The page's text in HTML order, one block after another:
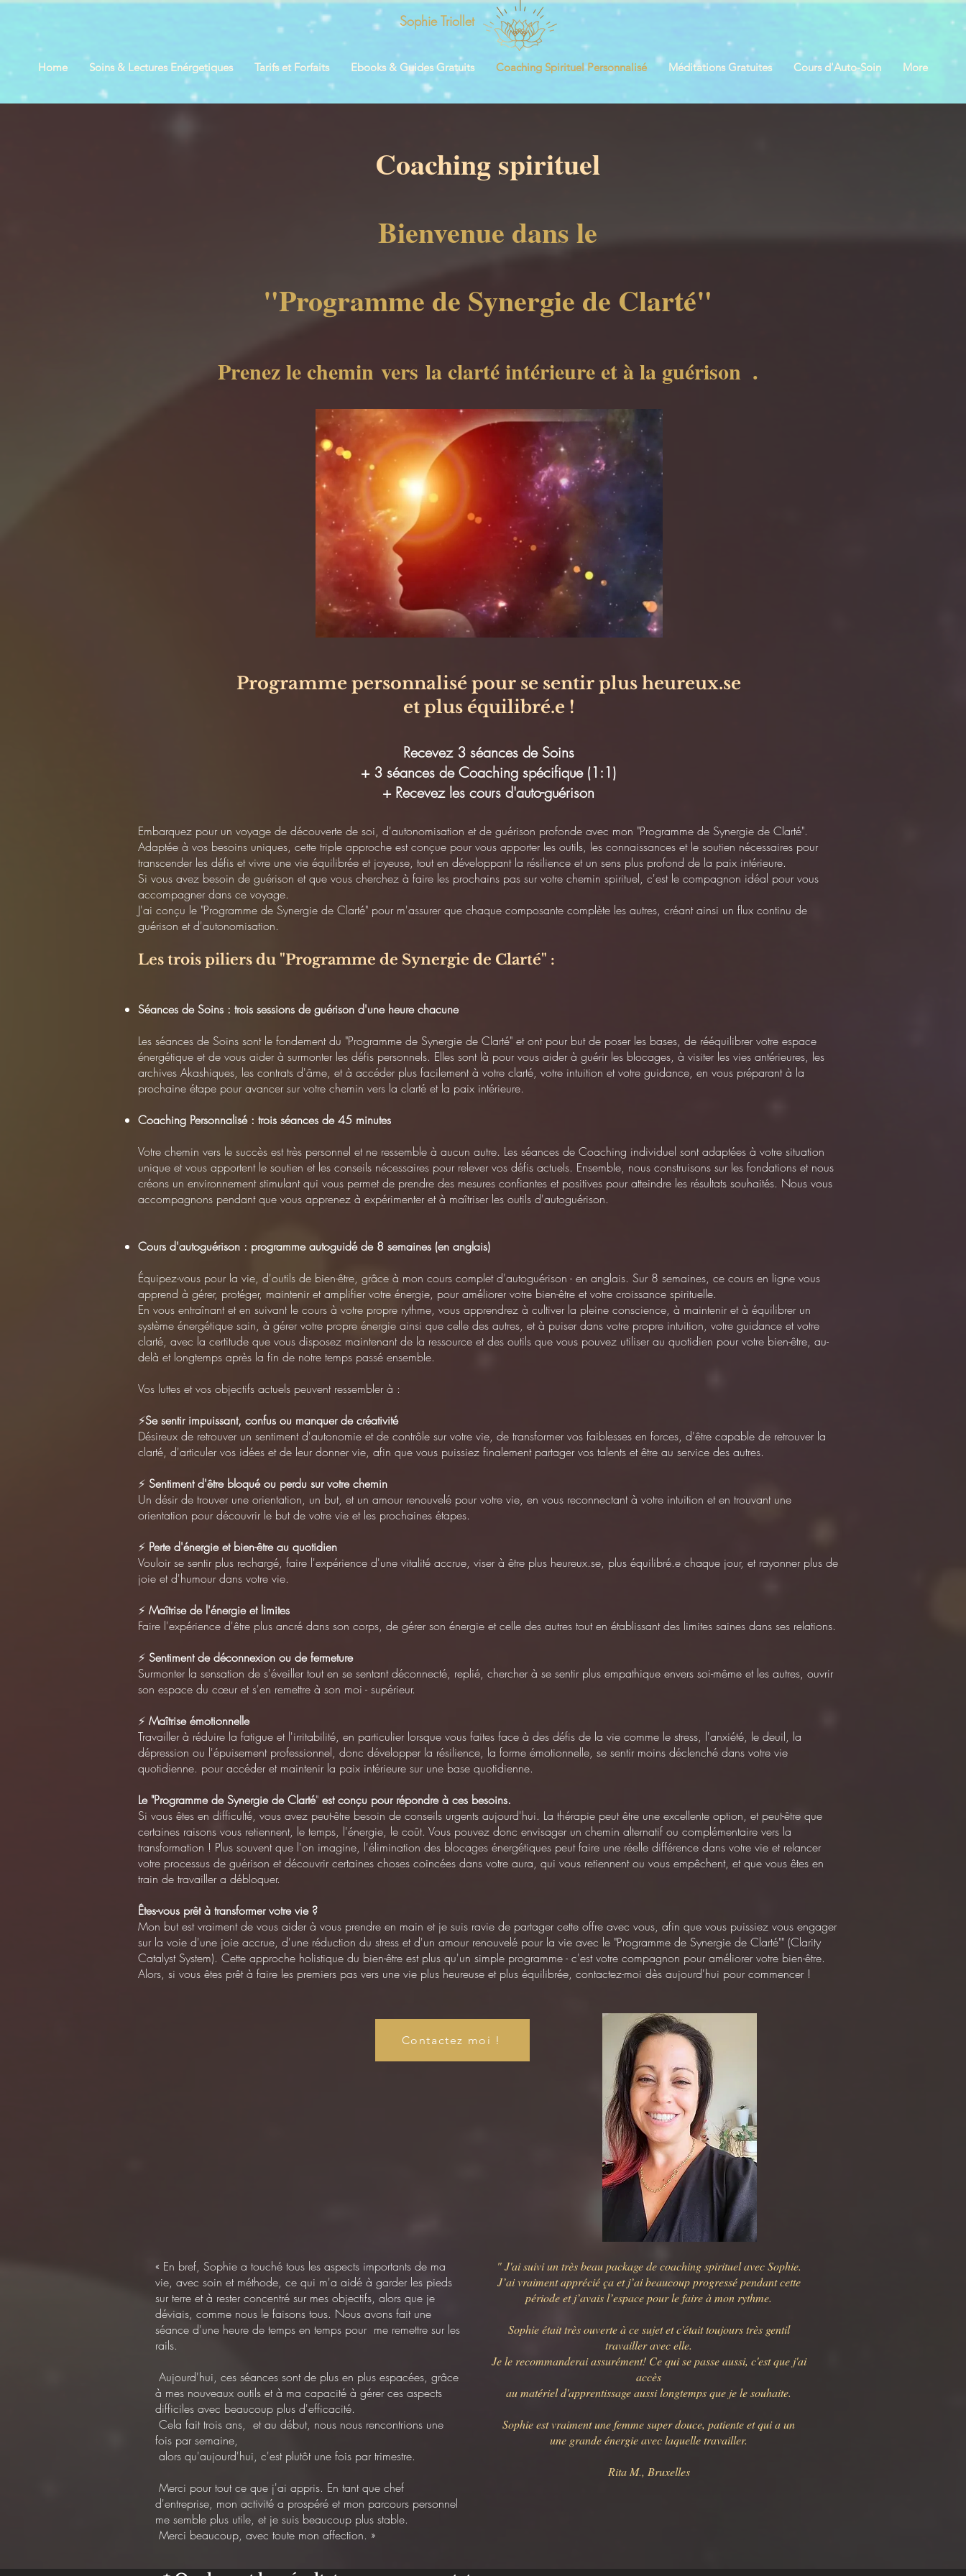
Sophie Triollet
Home Soins & Lectures Enérgetiques Tarifs et Forfaits Ebooks & Guides Gratuits Coaching Spirituel Personnalisé Méditations Gratuites Cours d'Auto-Soin More
Coaching spirituel
Bienvenue dans le
"Programme de Synergie de Clarté"
Prenez le chemin vers la clarté intérieure et à la guérison .
Programme personnalisé pour se sentir plus heureux.se
et plus équilibré.e !
Recevez 3 séances de Soins
+ 3 séances de Coaching spécifique (1:1)
+ Recevez les cours d'auto-guérison
Embarquez pour un voyage de découverte de soi, d'autonomisation et de guérison profonde avec mon "Programme de Synergie de Clarté".
Adaptée à vos besoins uniques, cette triple approche est conçue pour vous apporter les outils, les connaissances et le soutien nécessaires pour
transcender les défis et vivre une vie équilibrée et joyeuse, tout en développant la résilience et un sens plus profond de la paix intérieure.
Si vous avez besoin de guérison et que vous cherchez à faire les prochains pas sur votre chemin spirituel, c'est le compagnon idéal pour vous
accompagner dans ce voyage.
J'ai conçu le "Programme de Synergie de Clarté" pour m'assurer que chaque composante complète les autres, créant ainsi un flux continu de
guérison et d'autonomisation.
Les trois piliers du "Programme de Synergie de Clarté" :
Séances de Soins : trois sessions de guérison d'une heure chacune
Les séances de Soins sont le fondement du "Programme de Synergie de Clarté" et ont pour but de poser les bases, de rééquilibrer votre espace
énergétique et de vous aider à surmonter les défis personnels. Elles sont là pour vous aider à guérir les blocages, à visiter les vies antérieures, les
archives Akashiques, les contrats d'âme, et à accéder plus facilement à votre clarté, votre intuition et votre guidance, en vous préparant à la
prochaine étape pour avancer sur votre chemin vers la clarté et la paix intérieure.
Coaching Personnalisé : trois séances de 45 minutes
Votre chemin vers le succès est très personnel et ne ressemble à aucun autre. Les séances de Coaching individuel sont adaptées à votre situation
unique et vous apportent le soutien et les conseils nécessaires pour relever vos défis actuels. Ensemble, nous construisons sur les fondations et nous
créons un environnement stimulant qui vous permet de prendre des mesures confiantes et positives pour atteindre les résultats souhaités. Nous vous
accompagnons pendant que vous apprenez à expérimenter et à maîtriser les outils d'autoguérison.
Cours d'autoguérison : programme autoguidé de 8 semaines (en anglais)
Équipez-vous pour la vie, d'outils de bien-être, grâce à mon cours complet d'autoguérison - en anglais. Sur 8 semaines, ce cours en ligne vous
apprend à gérer, protéger, maintenir et amplifier votre énergie, pour améliorer votre bien-être et votre croissance spirituelle.
En vous entraînant et en suivant le cours à votre propre rythme, vous apprendrez à cultiver la pleine conscience, à maintenir et à équilibrer un
système énergétique sain, à gérer votre propre énergie ainsi que celle des autres, et à puiser dans votre propre intuition, votre guidance et votre
clarté, avec la certitude que vous disposez maintenant de la ressource et des outils que vous pouvez utiliser au quotidien pour votre bien-être, au-
delà et longtemps après la fin de notre temps passé ensemble.
Vos luttes et vos objectifs actuels peuvent ressembler à :
⚡Se sentir impuissant, confus ou manquer de créativité
Désireux de retrouver un sentiment d'autonomie et de contrôle sur votre vie, de transformer vos faiblesses en forces, d'être capable de retrouver la
clarté, d'articuler vos idées et de leur donner vie, afin que vous puissiez finalement partager vos talents et être au service des autres.
⚡ Sentiment d'être bloqué ou perdu sur votre chemin
Un désir de trouver une orientation, un but, et un amour renouvelé pour votre vie, en vous reconnectant à votre intuition et en trouvant une
orientation pour découvrir le but de votre vie et les prochaines étapes.
⚡ Perte d'énergie et bien-être au quotidien
Vouloir se sentir plus rechargé, faire l'expérience d'une vitalité accrue, viser à être plus heureux.se, plus équilibré.e chaque jour, et rayonner plus de
joie et d'humour dans votre vie.
⚡ Maîtrise de l'énergie et limites
Faire l'expérience d'être plus ancré dans son corps, de gérer son énergie et celle des autres tout en établissant des limites saines dans ses relations.
⚡ Sentiment de déconnexion ou de fermeture
Surmonter la sensation de s'éveiller tout en se sentant déconnecté, replié, chercher à se sentir plus empathique envers soi-même et les autres, ouvrir
son espace du cœur et s'en remettre à son moi - supérieur.
⚡ Maîtrise émotionnelle
Travailler à réduire la fatigue et l'irritabilité, en particulier lorsque vous faites face à des défis de la vie comme le stress, l'anxiété, le deuil, la
dépression ou l'épuisement professionnel, donc développer la résilience, la forme émotionnelle, se sentir moins déclenché dans votre vie
quotidienne. pour accéder et maintenir la paix intérieure sur une base quotidienne.
Le "Programme de Synergie de Clarté" est conçu pour répondre à ces besoins.
Si vous êtes en difficulté, vous avez peut-être besoin de conseils urgents aujourd'hui. La thérapie peut être une excellente option, et peut-être que
certaines raisons vous retiennent, le temps, l'énergie, le coût. Vous pouvez donc envisager un chemin alternatif ou complémentaire vers la
transformation ! Plus souvent que l'on imagine, l'élimination des blocages énergétiques peut faire une réelle différence dans votre vie et relancer
votre processus de guérison et découvrir certaines choses coincées dans votre aura, qui vous retiennent ou vous empêchent, et que vous êtes en
train de travailler a débloquer.
Êtes-vous prêt à transformer votre vie ?
Mon but est vraiment de vous aider à vous prendre en main et je suis ravie de partager cette offre avec vous, afin que vous puissiez vous engager
sur la voie d'une joie accrue, d'une réduction du stress et d'un amour renouvelé pour la vie avec le "Programme de Synergie de Clarté"" (Clarity
Catalyst System). Cette approche holistique du bien-être est plus qu'un simple programme - c'est votre compagnon pour améliorer votre bien-être.
Alors, si vous êtes prêt à faire les premiers pas vers une vie plus heureuse et plus équilibrée, contactez-moi dès aujourd'hui pour commencer !
Contactez moi !
« En bref, Sophie a touché tous les aspects importants de ma
vie, avec soin et méthode, ce qui m'a aidé à garder les pieds
sur terre et à rester concentré sur mes objectifs, alors que je
déviais, comme nous le faisons tous. Nous avons fait une
séance d'une heure de temps en temps pour me remettre sur les
rails.
Aujourd'hui, ces séances sont de plus en plus espacées, grâce
à mes nouveaux outils et à ma capacité à gérer ces aspects
difficiles avec beaucoup plus d'efficacité.
Cela fait trois ans, et au début, nous nous rencontrions une
fois par semaine,
alors qu'aujourd'hui, c'est plutôt une fois par trimestre.
Merci pour tout ce que j'ai appris. En tant que chef
d'entreprise, mon activité a prospéré et mon parcours personnel
me semble plus utile, et je suis beaucoup plus stable.
Merci beaucoup, avec toute mon affection. »
" J'ai suivi un très beau package de coaching spirituel avec Sophie.
J’ai vraiment apprécié ça et j’ai beaucoup progressé pendant cette
période et j’avais l’espace pour le faire à mon rythme.
Sophie était très ouverte à ce sujet et c'était toujours très gentil
travailler avec elle.
Je le recommanderai assurément! Ce qui se passe aussi, c'est que j'ai
accès
au matériel d'apprentissage aussi longtemps que je le souhaite.
Sophie est vraiment une femme super douce, patiente et qui a un
une grande énergie avec laquelle travailler.
Rita M., Bruxelles